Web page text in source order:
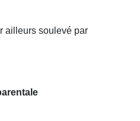
ailleurs soulevé par